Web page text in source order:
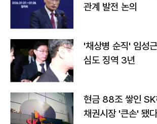
관계 발전 논의
'채상병 순직' 임성
심도 징역 3년
현금 88조 쌓인 SK
채권시장 '큰손' 됐